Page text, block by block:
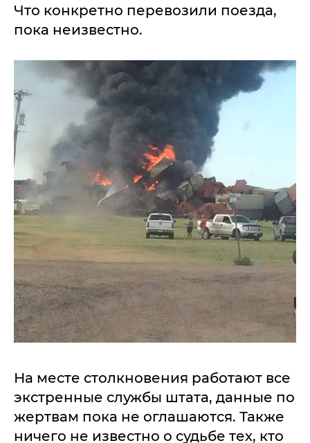
Что конкретно перевозили поезда,
пока неизвестно.
На месте столкновения работают все
экстренные службы штата, данные по
жертвам пока не оглашаются. Также
ничего не известно о судьбе тех, кто